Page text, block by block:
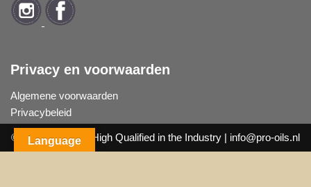
Privacy en voorwaarden
Algemene voorwaarden
Privacybeleid
© 2019Pro Oils | High Qualified in the Industry | info@pro-oils.nl
Language